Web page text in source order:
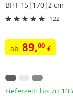
BHT 15|170|2 cm
122
ab 89,00 €
Lieferzeit: bis zu 10